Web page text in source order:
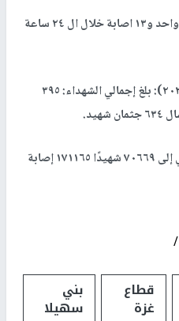
شهيد واحد و١٣ اصابة خلال ال ٢٤ ساعة
ومنذ وقف إطلاق النار (١١ أكتوبر ٢٠٢٥): بلغ إجمالي الشهداء: ٣٩٥
وارتفعت حصيلة العدوان الإسرائيلي إلى ٧٠٦٦٩ شهيدًا ١٧١١٦٥ إصابة
قطاع
غزة
بني
سهيلا